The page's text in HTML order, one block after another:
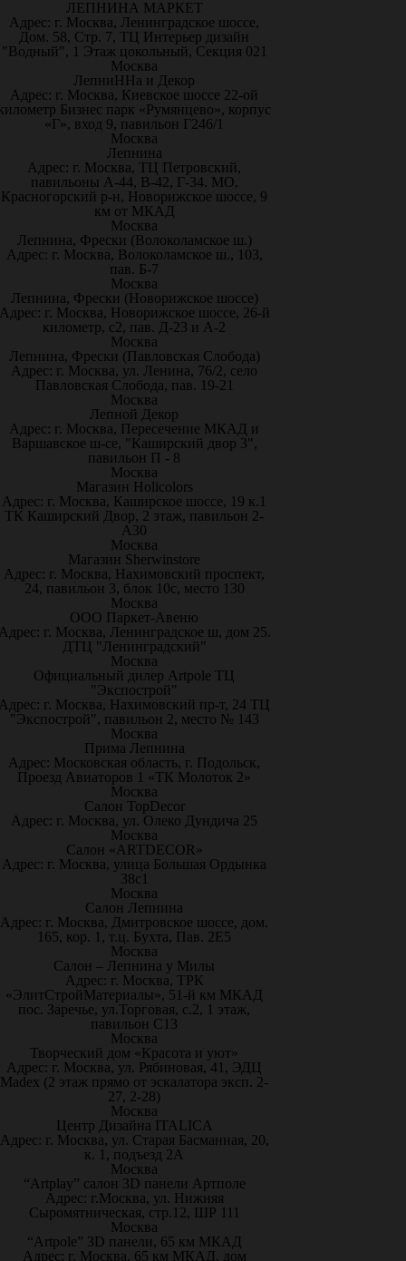
ЛЕПНИНА МАРКЕТ
Адрес: г. Москва, Ленинградское шоссе,
Дом. 58, Стр. 7, ТЦ Интерьер дизайн
"Водный", 1 Этаж цокольный, Секция 021
Москва
ЛепниННа и Декор
Адрес: г. Москва, Киевское шоссе 22-ой
Бизнес парк «Румянцево», корпус
«Г», вход 9, павильон Г246/1
Москва
Лепнина
Адрес: г. Москва, ТЦ Петровский,
павильоны А-44, В-42, Г-34. МО,
Красногорский р-н, Новорижское шоссе, 9
км от МКАД
Москва
Лепнина, Фрески (Волоколамское ш.)
Адрес: г. Москва, Волоколамское ш., 103,
пав. Б-7
Москва
Лепнина, Фрески (Новорижское шоссе)
г. Москва, Новорижское шоссе, 26-й
километр, с2, пав. Д-23 и А-2
Москва
Лепнина, Фрески (Павловская Слобода)
Адрес: г. Москва, ул. Ленина, 76/2, село
Павловская Слобода, пав. 19-21
Москва
Лепной Декор
Адрес: г. Москва, Пересечение МКАД и
Варшавское ш-се, "Каширский двор 3",
павильон П - 8
Москва
Магазин Holicolors
Адрес: г. Москва, Каширское шоссе, 19 к.1
ТК Каширский Двор, 2 этаж, павильон 2-
А30
Москва
Магазин Sherwinstore
Адрес: г. Москва, Нахимовский проспект,
24, павильон 3, блок 10с, место 130
Москва
ООО Паркет-Авeню
г. Москва, Ленинградское ш, дом 25.
ДТЦ "Ленинградский"
Москва
Официальный дилер Artpole ТЦ
"Экспострой"
г. Москва, Нахимовский пр-т, 24 ТЦ
"Экспострой", павильон 2, место № 143
Москва
Прима Лепнина
Адрес: Московская область, г. Подольск,
Проезд Авиаторов 1 «ТК Молоток 2»
Москва
Салон TopDecor
Адрес: г. Москва, ул. Олеко Дундича 25
Москва
Салон «ARTDECOR»
Адрес: г. Москва, улица Большая Ордынка
38с1
Москва
Салон Лепнина
Адрес: г. Москва, Дмитровское шоссе, дом.
165, кор. 1, т.ц. Бухта, Пав. 2Е5
Москва
Салон – Лепнина у Милы
Адрес: г. Москва, ТРК
«ЭлитСтройМатериалы», 51-й км МКАД
пос. Заречье, ул.Торговая, с.2, 1 этаж,
павильон С13
Москва
Творческий дом «Красота и уют»
Адрес: г. Москва, ул. Рябиновая, 41, ЭДЦ
Madex (2 этаж прямо от эскалатора эксп. 2-
27, 2-28)
Москва
Центр Дизайна ITALICA
Адрес: г. Москва, ул. Старая Басманная, 20,
к. 1, подъезд 2А
Москва
“Artplay” салон 3D панели Артполе
Адрес: г.Москва, ул. Нижняя
Сыромятническая, стр.12, ШР 111
Москва
“Artpole” 3D панели, 65 км МКАД
Адрес: г. Москва, 65 км МКАД, дом